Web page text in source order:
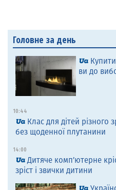
Головне за день
ви до
10:44
Клас для дітей різного
без щоденної плутанини
14:00
Дитяче комп’ютерне
зріст і звички дитини